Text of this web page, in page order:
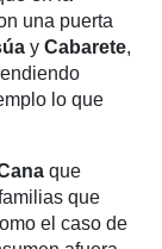
una puerta
y Cabarete,
lo que
que
que
el caso de